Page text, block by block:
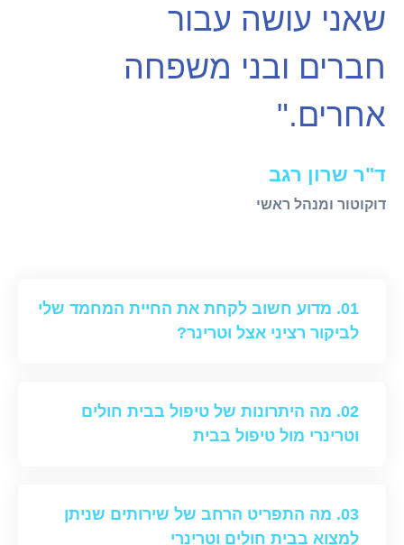
שאני עושה עבור
חברים ובני משפחה
אחרים."
ד"ר שרון רגב
דוקוטור ומנהל ראשי
01. מדוע חשוב לקחת את החיית המחמד שלי
לביקור רציני אצל וטרינר?
02. מה היתרונות של טיפול בבית חולים
וטרינרי מול טיפול בבית
03. מה התפריט הרחב של שירותים שניתן
למצוא בבית חולים וטרינרי